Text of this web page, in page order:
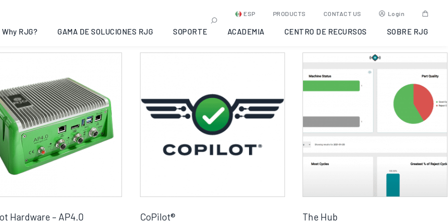
ESP PRODUCTS CONTACT US Login
Why RJG? GAMA DE SOLUCIONES RJG SOPORTE ACADEMIA CENTRO DE RECURSOS SOBRE RJG
todos los 3 resultados
Hardware – AP4.0 CoPilot® The Hub